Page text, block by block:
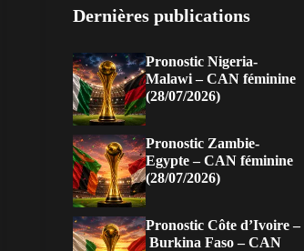
Dernières publications
Pronostic Nigeria-
Malawi – CAN féminine
(28/07/2026)
Pronostic Zambie-
Egypte – CAN féminine
(28/07/2026)
Pronostic Côte d’Ivoire –
Burkina Faso – CAN